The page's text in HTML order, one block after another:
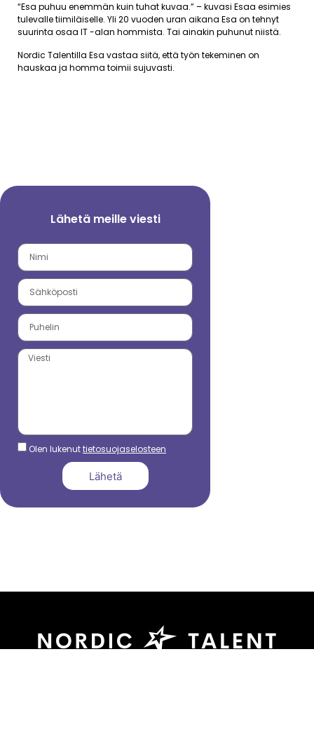
“Esa puhuu enemmän kuin tuhat kuvaa.” – kuvasi Esaa esimies
tulevalle tiimiläiselle. Yli 20 vuoden uran aikana Esa on tehnyt
suurinta osaa IT -alan hommista. Tai ainakin puhunut niistä.
Nordic Talentilla Esa vastaa siitä, että työn tekeminen on
hauskaa ja homma toimii sujuvasti.
Lähetä meille viesti
Olen lukenuttietosuojaselosteen
Lähetä